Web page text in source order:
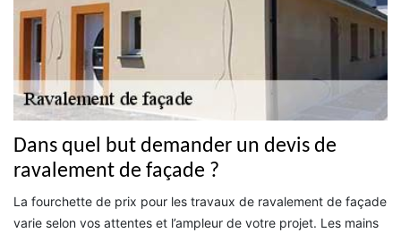
Dans quel but demander un devis de
ravalement de façade ?
La fourchette de prix pour les travaux de ravalement de façade
varie selon vos attentes et l’ampleur de votre projet. Les mains